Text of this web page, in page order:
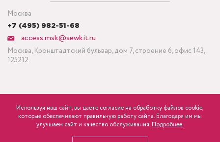
розница Минимальный заказ ткани от 3 метров
Москва
+7 (495) 982-51-68
access.msk@sewkit.ru
Москва, Кронштадтский бульвар, дом 7, строение 6, офис 143,
125212
Политика конфиденциальности
ПОДПИСАТЬСЯ НА НОВОСТИ
Используя наш сайт, вы даете согласие на обработку файлов cookie,
которые обеспечивают правильную работу сайта. Благодаря им мы
улучшаем сайт и качество обслуживания. Подробнее.